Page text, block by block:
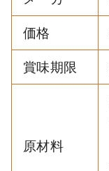
価格
賞味期限
原材料